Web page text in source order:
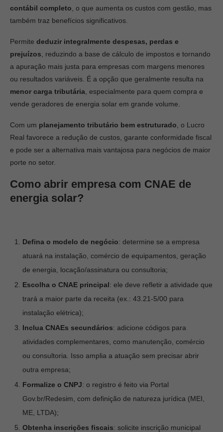
contábil completo , o que aumenta os custos com gestão, mas
também traz benefícios significativos.
Permite deduzir integralmente despesas, perdas e
prejuízos , reduzindo a base de cálculo de impostos e tornando
a apuração mais justa para empresas com margens menores
ou resultados variáveis. É a opção que geralmente resulta na
menor carga tributária , especialmente para quem compra e
vende geradores de energia solar em grande volume.
Com um planejamento tributário bem estruturado , o Lucro
Real favorece a redução de custos, garante conformidade fiscal
e pode ser a alternativa mais vantajosa para negócios de maior
porte no setor.
Como abrir empresa com CNAE de
energia solar?
Defina o modelo de negócio: determine se a empresa
atuará na instalação, comércio de equipamentos, geração
de energia, locação/assinatura ou consultoria;
Escolha o CNAE principal: ele deve refletir a atividade que
trará a maior parte da receita (ex.: 43.21-5/00 para
instalação elétrica);
Inclua CNAEs secundários: adicione códigos para
atividades complementares, como manutenção, comércio
ou consultoria. Isso amplia a atuação sem precisar abrir
outra empresa;
Formalize o CNPJ: o registro é feito via Portal
Gov.br/Redesim, com definição de natureza jurídica (MEI,
ME, LTDA);
Obtenha inscrições fiscais: solicite inscrição municipal